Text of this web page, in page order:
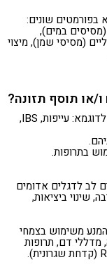
בפורמטים שונים:
במים),
(מסיסי שמן), מיצוי
או תוסף תזונה?
כאשר אין תרופה לבעיה – לדוגמא: עייפות, IBS,
בתרופות.
לב לדגלים אדומים
שינוי ביציאות,
משימוש בצמחי
מדללי דם, תרופות